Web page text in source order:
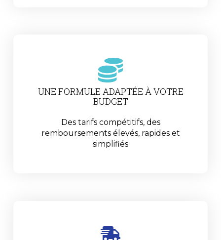
UNE FORMULE ADAPTÉE À VOTRE
BUDGET
Des tarifs compétitifs, des
remboursements élevés, rapides et
simplifiés